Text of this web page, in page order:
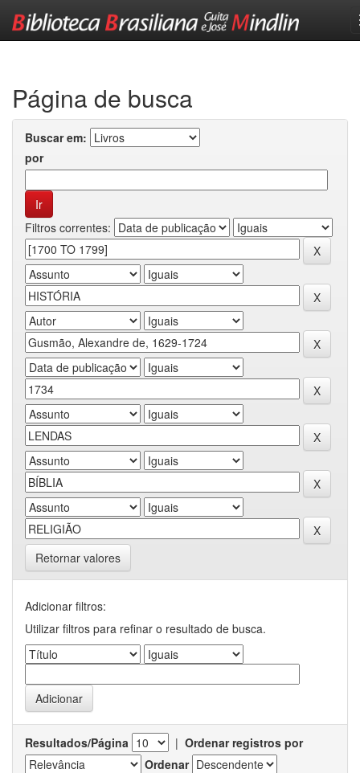
Página de busca
Buscar em:
por
Filtros correntes:
Retornar valores
Adicionar filtros:
Utilizar filtros para refinar o resultado de busca.
Resultados/Página | Ordenar registros por
Ordenar